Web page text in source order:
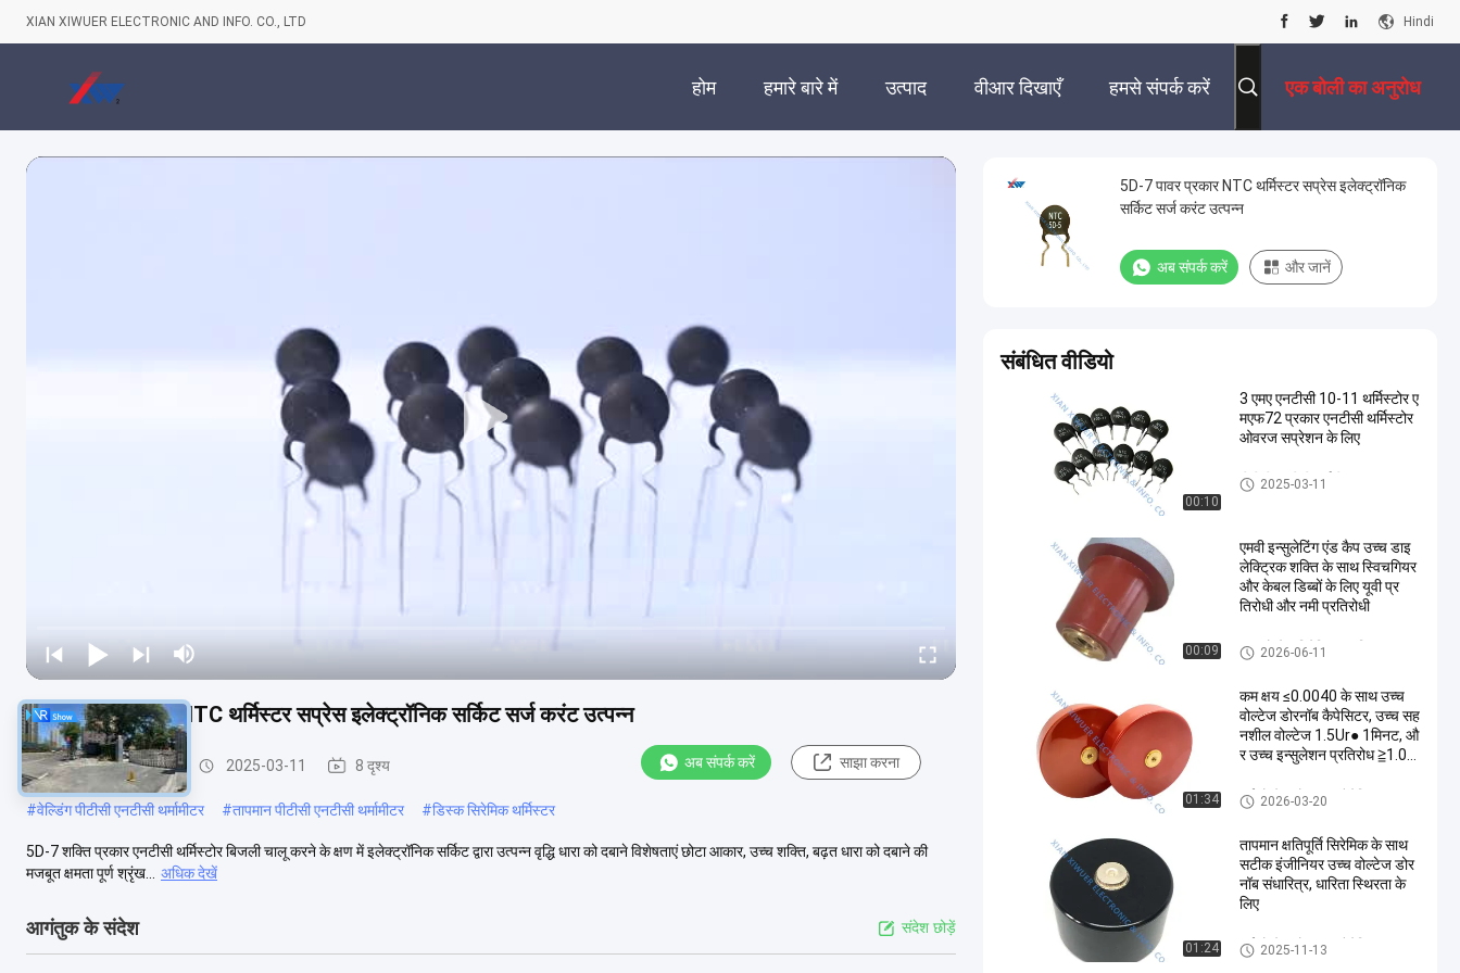
XIAN XIWUER ELECTRONIC AND INFO. CO., LTD Hindi
होम हमारे बारे में उत्पाद वीआर दिखाएँ हमसे संपर्क करें एक बोली का अनुरोध
5D-7 पावर प्रकार NTC थर्मिस्टर सप्रेस इलेक्ट्रॉनिक सर्किट सर्ज करंट उत्पन्न
पीटीसी एनटीसी थर्मामीटर 2025-03-11 8 दृश्य अब संपर्क करें साझा करना
#वेल्डिंग पीटीसी एनटीसी थर्मामीटर #तापमान पीटीसी एनटीसी थर्मामीटर #डिस्क सिरेमिक थर्मिस्टर
5D-7 शक्ति प्रकार एनटीसी थर्मिस्टोर बिजली चालू करने के क्षण में इलेक्ट्रॉनिक सर्किट द्वारा उत्पन्न वृद्धि धारा को दबाने विशेषताएं छोटा आकार, उच्च शक्ति, बढ़त धारा को दबाने की
मजबूत क्षमता पूर्ण श्रृंख...
अधिक देखें
आगंतुक के संदेश संदेश छोड़ें
5D-7 पावर प्रकार NTC थर्मिस्टर सप्रेस इलेक्ट्रॉनिक
सर्किट सर्ज करंट उत्पन्न
अब संपर्क करें और जानें
संबंधित वीडियो
00:10
3 एमए एनटीसी 10-11 थर्मिस्टोर ए
मएफ72 प्रकार एनटीसी थर्मिस्टोर
ओवरज सप्रेशन के लिए
पीटीसी एनटीसी थर्मामीटर
2025-03-11
00:09
एमवी इन्सुलेटिंग एंड कैप उच्च डाइ
लेक्ट्रिक शक्ति के साथ स्विचगियर
और केबल डिब्बों के लिए यूवी प्र
तिरोधी और नमी प्रतिरोधी
उच्च वोल्टेज सिरेमिक संधारित्र
2026-06-11
01:34
कम क्षय ≤0.0040 के साथ उच्च
वोल्टेज डोरनॉब कैपेसिटर, उच्च सह
नशील वोल्टेज 1.5Ur● 1मिनट, औ
र उच्च इन्सुलेशन प्रतिरोध ≧1.0×
हाई वोल्टेज डोरकनॉब कैपेसिटर
2026-03-20
01:24
तापमान क्षतिपूर्ति सिरेमिक के साथ
सटीक इंजीनियर उच्च वोल्टेज डोर
नॉब संधारित्र, धारिता स्थिरता के
लिए
हाई वोल्टेज डोरकनॉब कैपेसिटर
2025-11-13